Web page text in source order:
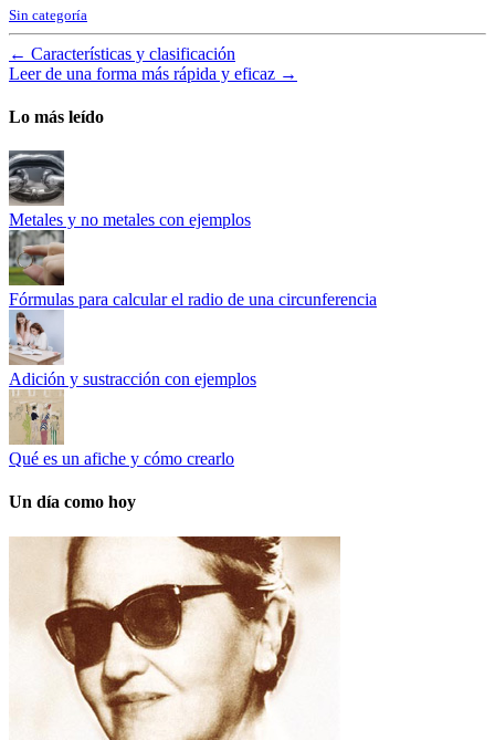
Sin categoría
← Características y clasificación
Leer de una forma más rápida y eficaz →
Lo más leído
Metales y no metales con ejemplos
Fórmulas para calcular el radio de una circunferencia
Adición y sustracción con ejemplos
Qué es un afiche y cómo crearlo
Un día como hoy